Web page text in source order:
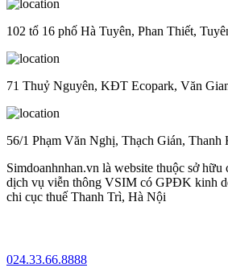
102 tổ 16 phố Hà Tuyên, Phan Thiết,
71 Thuỷ Nguyên, KĐT Ecopark, Văn
56/1 Phạm Văn Nghị, Thạch Gián, Thanh
Simdoanhnhan.vn là website thuộc sở hữu
dịch vụ viễn thông VSIM có GPĐK kinh
chi cục thuế Thanh Trì, Hà Nội
024.33.66.8888